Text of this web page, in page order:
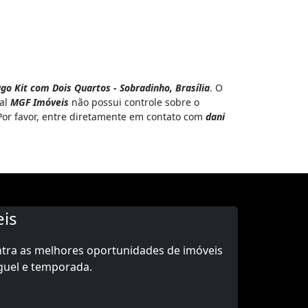
Kit com Dois Quartos - Sobradinho, Brasília. O
MGF Imóveis não possui controle sobre o
favor, entre diretamente em contato com dani
as melhores oportunidades de imóveis
e temporada.